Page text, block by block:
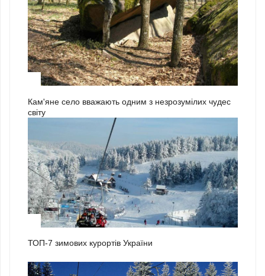
Кам'яне село вважають одним з незрозумілих чудес
світу
ТОП-7 зимових курортів України